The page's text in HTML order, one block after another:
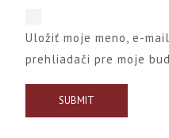
Uložiť moje meno, e-
prehliadači pre moje